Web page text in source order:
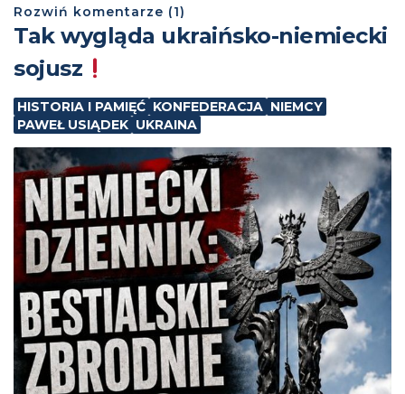
Rozwiń komentarze (1)
Tak wygląda ukraińsko-niemiecki
sojusz
HISTORIA I PAMIĘĆ KONFEDERACJA NIEMCY
PAWEŁ USIĄDEK UKRAINA